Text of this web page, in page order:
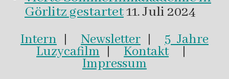
Görlitz gestartet11. Juli 2024
Intern Newsletter 5 Jahre
Luzycafilm Kontakt|
Impressum